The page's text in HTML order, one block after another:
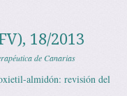
18/2013
de Canarias
almidón: revisión del